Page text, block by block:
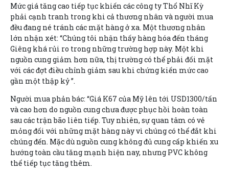
Mức giá tăng cao tiếp tục khiến các công ty Thổ Nhĩ Kỳ
phải cạnh tranh trong khi cả thương nhân và người mua
đều đang né tránh các mặt hàng ở xa. Một thương nhân
lớn nhận xét: “Chúng tôi nhận thấy hàng hóa đến tháng
Giêng khá rủi ro trong những trường hợp này. Một khi
nguồn cung giảm hơn nữa, thị trường có thể phải đối mặt
với các đợt điều chỉnh giảm sau khi chứng kiến mức cao
gần một thập kỷ ”.
Người mua phản bác: “Giá K67 của Mỹ lên tới USD1300/tấn
và cao hơn do nguồn cung chưa được phục hồi hoàn toàn
sau các trận bão liên tiếp. Tuy nhiên, sự quan tâm có vẻ
mỏng đối với những mặt hàng này vì chúng có thể đắt khi
chúng đến. Mặc dù nguồn cung không đủ cung cấp khiến xu
hướng toàn cầu tăng mạnh hiện nay, nhưng PVC không
thể tiếp tục tăng thêm.